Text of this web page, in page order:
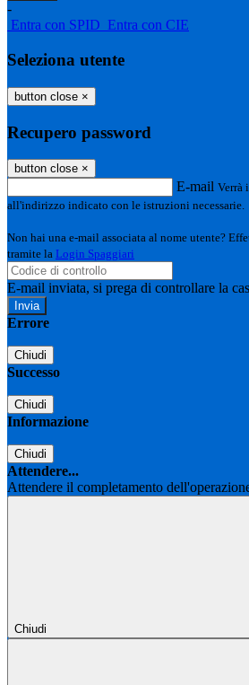
-
Entra con SPID Entra con CIE
Seleziona utente
button close ×
Recupero password
button close ×
E-mail Verrà
all'indirizzo indicato con le istruzioni necessarie.
Non hai una e-mail associata al nome utente?
tramite la Login Spaggiari
E-mail inviata, si prega di controllare la
Errore
Chiudi
Successo
Chiudi
Informazione
Chiudi
Attendere...
Attendere il completamento
Chiudi